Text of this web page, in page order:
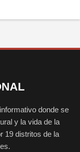
donde se
y la vida de la
19 distritos de la